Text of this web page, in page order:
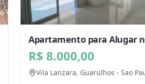
Apartamento para Alugar
Guarulhos - SP
R$ 8.000,00
Vila Lanzara, Guarulhos - Sao